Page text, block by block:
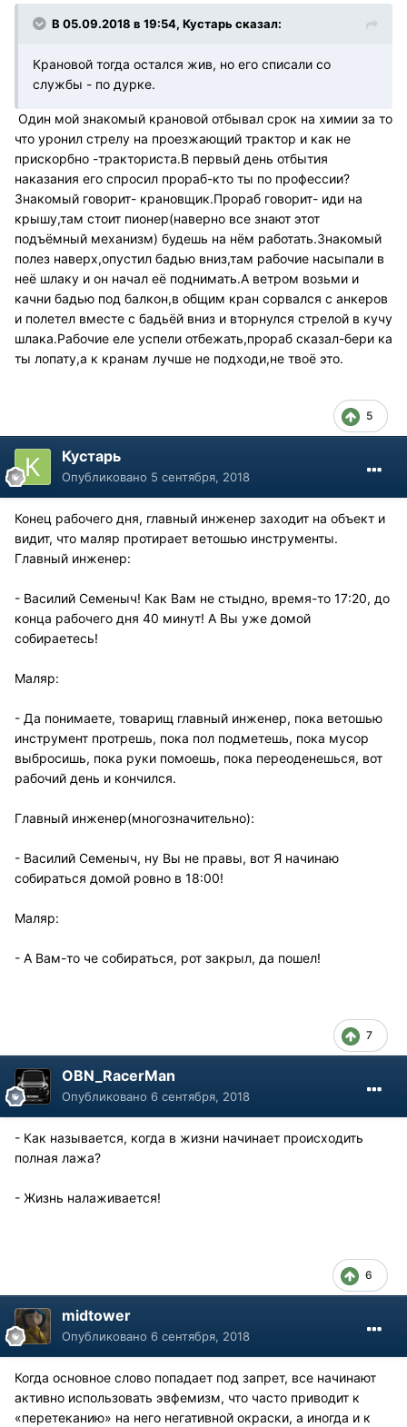
В 05.09.2018 в 19:54, Кустарь сказал:
Крановой тогда остался жив, но его списали со
службы - по дурке.
Один мой знакомый крановой отбывал срок на химии за то
что уронил стрелу на проезжающий трактор и как не
прискорбно -тракториста.В первый день отбытия
наказания его спросил прораб-кто ты по профессии?
Знакомый говорит- крановщик.Прораб говорит- иди на
крышу,там стоит пионер(наверно все знают этот
подъёмный механизм) будешь на нём работать.Знакомый
полез наверх,опустил бадью вниз,там рабочие насыпали в
неё шлаку и он начал её поднимать.А ветром возьми и
качни бадью под балкон,в общим кран сорвался с анкеров
и полетел вместе с бадьёй вниз и вторнулся стрелой в кучу
шлака.Рабочие еле успели отбежать,прораб сказал-бери ка
ты лопату,а к кранам лучше не подходи,не твоё это.
5
Кустарь
Опубликовано 5 сентября, 2018
Конец рабочего дня, главный инженер заходит на объект и
видит, что маляр протирает ветошью инструменты.
Главный инженер:
- Василий Семеныч! Как Вам не стыдно, время-то 17:20, до
конца рабочего дня 40 минут! А Вы уже домой
собираетесь!
Маляр:
- Да понимаете, товарищ главный инженер, пока ветошью
инструмент протрешь, пока пол подметешь, пока мусор
выбросишь, пока руки помоешь, пока переоденешься, вот
рабочий день и кончился.
Главный инженер(многозначительно):
- Василий Семеныч, ну Вы не правы, вот Я начинаю
собираться домой ровно в 18:00!
Маляр:
- А Вам-то че собираться, рот закрыл, да пошел!
7
OBN_RacerMan
Опубликовано 6 сентября, 2018
- Как называется, когда в жизни начинает происходить
полная лажа?
- Жизнь налаживается!
6
midtower
Опубликовано 6 сентября, 2018
Когда основное слово попадает под запрет, все начинают
активно использовать эвфемизм, что часто приводит к
«перетеканию» на него негативной окраски, а иногда и к